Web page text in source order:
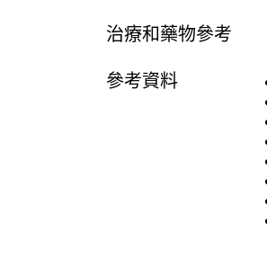
治療和藥物參考
參考資料